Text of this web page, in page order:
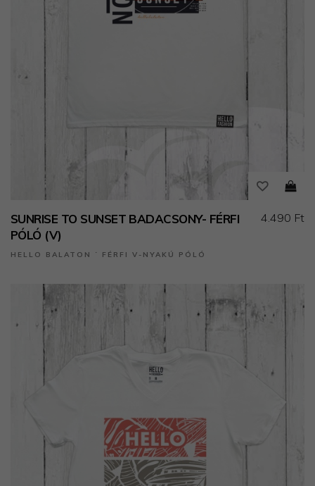
SUNRISE TO SUNSET BADACSONY- FÉRFI
PÓLÓ (V)
HELLO BALATON ˙ FÉRFI V-NYAKÚ PÓLÓ
4.490 Ft